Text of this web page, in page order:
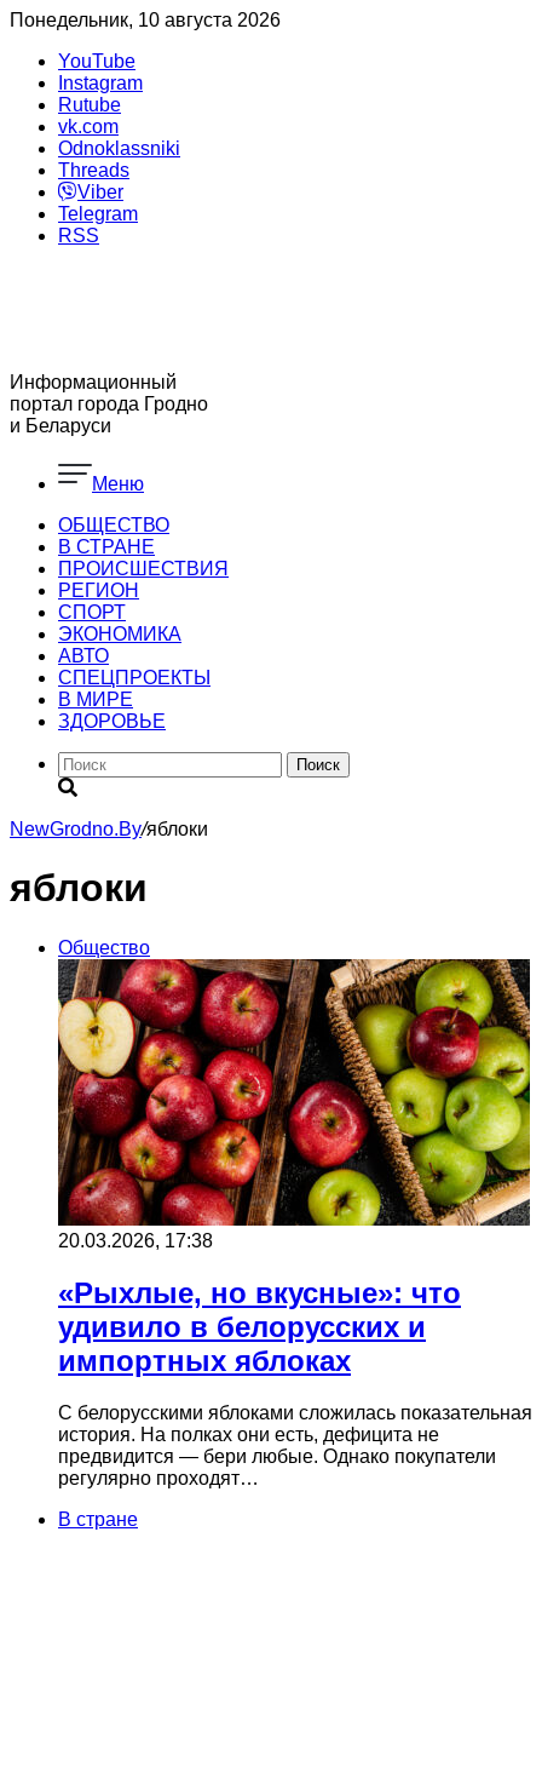
Понедельник, 10 августа 2026
YouTube
Instagram
Rutube
vk.com
Odnoklassniki
Threads
Viber
Telegram
RSS
Информационный
портал города Гродно
и Беларуси
Меню
ОБЩЕСТВО
В СТРАНЕ
ПРОИСШЕСТВИЯ
РЕГИОН
CПОРТ
ЭКОНОМИКА
АВТО
СПЕЦПРОЕКТЫ
В МИРЕ
ЗДОРОВЬЕ
Поиск
NewGrodno.By/яблоки
яблоки
Общество
20.03.2026, 17:38
«Рыхлые, но вкусные»: что
удивило в белорусских и
импортных яблоках
С белорусскими яблоками сложилась показательная
история. На полках они есть, дефицита не
предвидится — бери любые. Однако покупатели
регулярно проходят…
В стране